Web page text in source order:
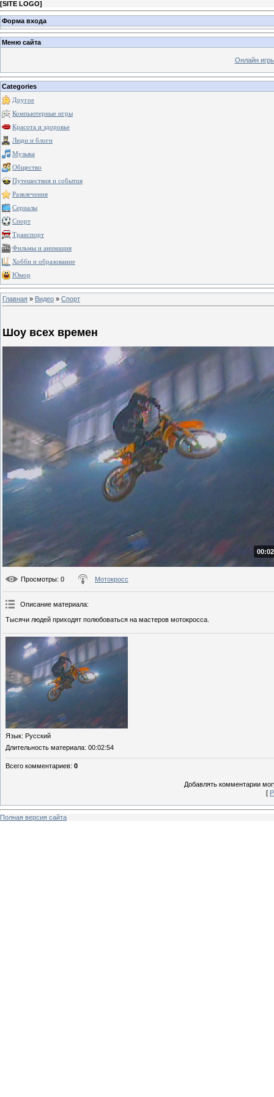
[SITE LOGO]
Форма входа
Меню сайта
Онлайн
Categories
Другое
Компьютерные игры
Красота и здоровье
Люди и блоги
Музыка
Общество
Путешествия и события
Развлечения
Сериалы
Спорт
Транспорт
Фильмы и анимация
Хобби и образование
Юмор
Главная » Видео » Спорт
Шоу всех времен
Просмотры: 0 Мотокросс
Описание материала:
Тысячи людей приходят полюбоваться на мастеров мотокросса.
Язык: Русский
Длительность материала: 00:02:54
Всего комментариев: 0
Добавлять комментарии
[
Полная версия сайта